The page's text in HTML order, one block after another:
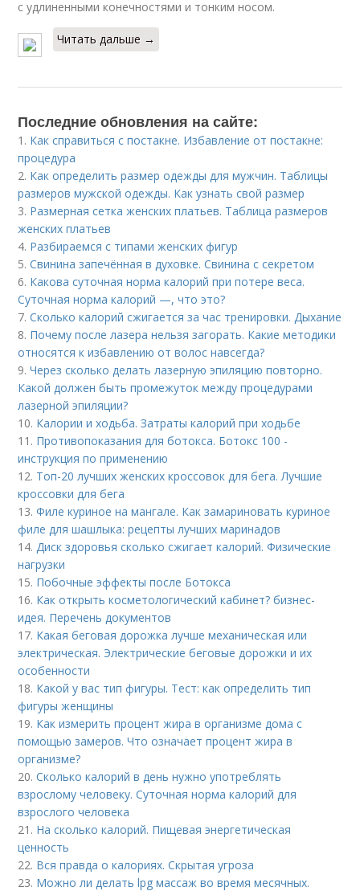
с удлиненными конечностями и тонким носом.
Читать дальше →
Последние обновления на сайте:
1. Как справиться с постакне. Избавление от постакне:
процедура
2. Как определить размер одежды для мужчин. Таблицы
размеров мужской одежды. Как узнать свой размер
3. Размерная сетка женских платьев. Таблица размеров
женских платьев
4. Разбираемся с типами женских фигур
5.Свинина запечённая в духовке. Свинина с секретом
6. Какова суточная норма калорий при потере веса.
Суточная норма калорий —, что это?
7.Сколько калорий сжигается за час тренировки. Дыхание
8. Почему после лазера нельзя загорать. Какие методики
относятся к избавлению от волос навсегда?
9.Через сколько делать лазерную эпиляцию повторно.
Какой должен быть промежуток между процедурами
лазерной эпиляции?
10. Калории и ходьба. Затраты калорий при ходьбе
11. Противопоказания для ботокса. Ботокс 100 -
инструкция по применению
12. Топ-20 лучших женских кроссовок для бега. Лучшие
кроссовки для бега
13.Филе куриное на мангале. Как замариновать куриное
филе для шашлыка: рецепты лучших маринадов
14.Диск здоровья сколько сжигает калорий. Физические
нагрузки
15. Побочные эффекты после Ботокса
16. Как открыть косметологический кабинет? бизнес-
идея. Перечень документов
17. Какая беговая дорожка лучше механическая или
электрическая. Электрические беговые дорожки и их
особенности
18. Какой у вас тип фигуры. Тест: как определить тип
фигуры женщины
19. Как измерить процент жира в организме дома с
помощью замеров. Что означает процент жира в
организме?
20.Сколько калорий в день нужно употреблять
взрослому человеку. Суточная норма калорий для
взрослого человека
21. На сколько калорий. Пищевая энергетическая
ценность
22. Вся правда о калориях. Скрытая угроза
23. Можно ли делать lpg массаж во время месячных.